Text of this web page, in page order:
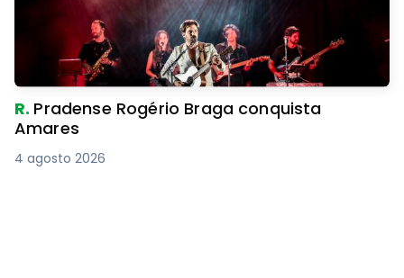
R. Pradense Rogério Braga conquista
Amares
4 agosto 2026